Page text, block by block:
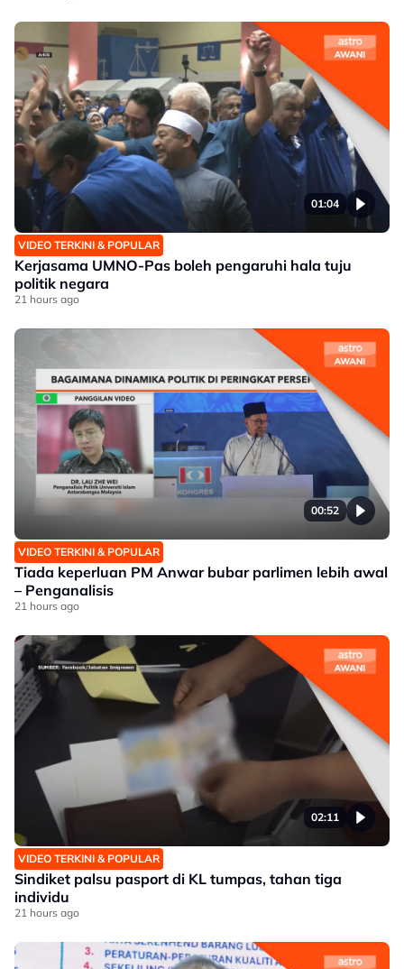
01:04
VIDEO TERKINI & POPULAR
Kerjasama UMNO-Pas boleh pengaruhi hala tuju
politik negara
21 hours ago
00:52
VIDEO TERKINI & POPULAR
Tiada keperluan PM Anwar bubar parlimen lebih awal
– Penganalisis
21 hours ago
02:11
VIDEO TERKINI & POPULAR
Sindiket palsu pasport di KL tumpas, tahan tiga
individu
21 hours ago